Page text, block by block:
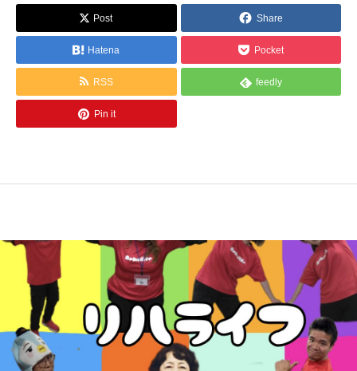
Post Share
Hatena Pocket
RSS feedly
Pin it